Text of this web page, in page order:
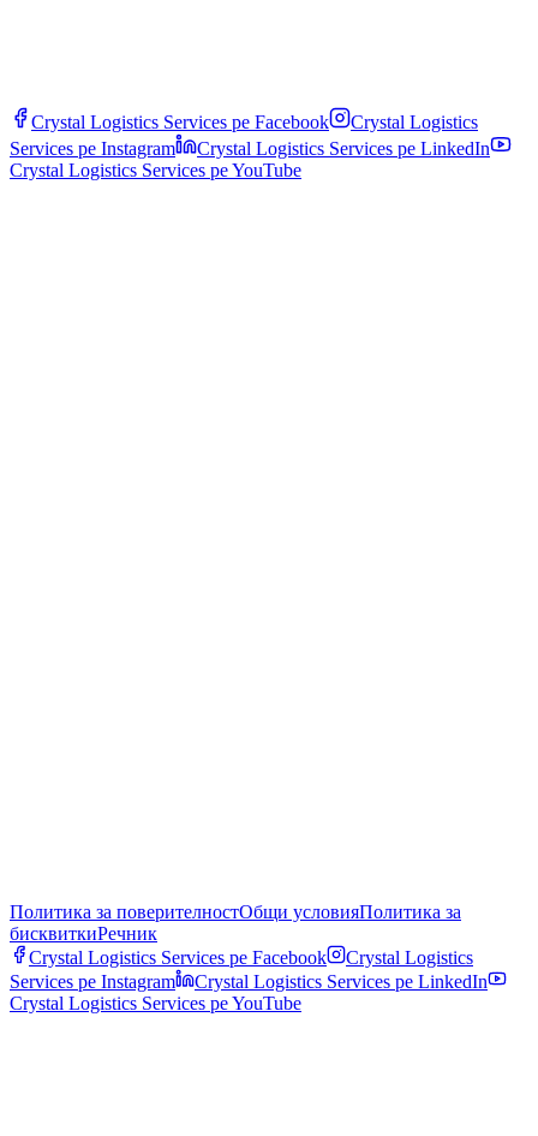
Crystal Logistics Services pe Facebook
Crystal Logistics
Services pe Instagram Crystal Logistics Services pe LinkedIn
Crystal Logistics Services peYouTube
Политика за поверителностОбщи условияПолитика за
бисквиткиРечник
Crystal Logistics Services pe Facebook
Crystal Logistics
Services pe Instagram Crystal Logistics Services pe LinkedIn
Crystal Logistics Services peYouTube